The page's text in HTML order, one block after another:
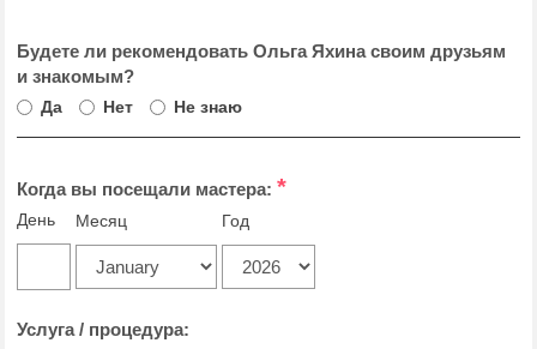
Будете ли рекомендовать Ольга Яхина своим друзьям
и знакомым?
Да Нет Не знаю
Когда вы посещали мастера: *
День Месяц Год
Услуга / процедура: